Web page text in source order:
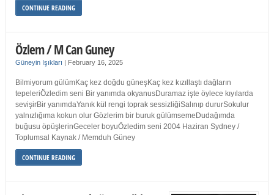
CONTINUE READING
Özlem / M Can Guney
Güneyin Işıkları | February 16, 2025
Bilmiyorum gülümKaç kez doğdu güneşKaç kez kızıllaştı dağların
tepeleriÖzledim seni Bir yanımda okyanusDuramaz işte öylece kıyılarda
sevişirBir yanımdaYanık kül rengi toprak sessizliğiSalınıp dururSokulur
yalnızlığıma kokun olur Gözlerim bir buruk gülümsemeDudağımda
buğusu öpüşlerinGeceler boyuÖzledim seni 2004 Haziran Sydney /
Toplumsal Kaynak / Memduh Güney
CONTINUE READING